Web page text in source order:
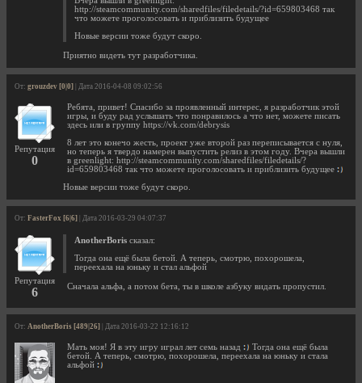
http://steamcommunity.com/sharedfiles/filedetails/?id=659803468 так
что можете проголосовать и приблизить будущее
Новые версии тоже будут скоро.
Приятно видеть тут разработчика.
От: grouzdev [0|0] | Дата 2016-04-08 09:02:56
Репутация
0
Ребята, привет! Спасибо за проявленный интерес, я разработчик этой
игры, и буду рад услышать что понравилось а что нет, можете писать
здесь или в группу https://vk.com/debrysis
8 лет это конечо жесть, проект уже второй раз переписывается с нуля,
но теперь я твердо намерен выпустить релиз в этом году. Вчера вышли
в greenlight: http://steamcommunity.com/sharedfiles/filedetails/?
id=659803468 так что можете проголосовать и приблизить будущее
Новые версии тоже будут скоро.
От: FasterFox [6|6] | Дата 2016-03-29 04:07:37
Репутация
6
AnotherBoris сказал:
Тогда она ещё была бетой. А теперь, смотрю, похорошела,
переехала на юньку и стал альфой
Сначала альфа, а потом бета, ты в школе азбуку видать пропустил.
От: AnotherBoris [489|26] | Дата 2016-03-22 12:16:12
Мать моя! Я в эту игру играл лет семь назад
Тогда она ещё была
бетой. А теперь, смотрю, похорошела, переехала на юньку и стала
альфой